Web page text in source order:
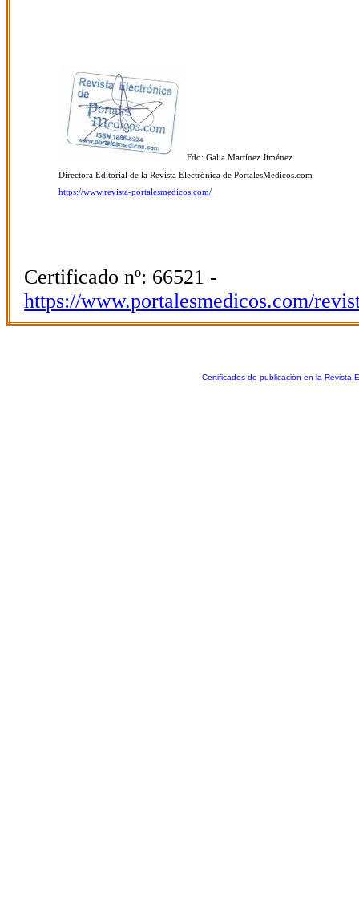
Fdo: Galia Martínez Jiménez
Directora Editorial de la Revista Electrónica de PortalesMedicos.com
https://www.revista-portalesmedicos.com/
Certificado nº: 66521 -
https://www.portalesmedicos.com/
Certificados de publicación en la Revista